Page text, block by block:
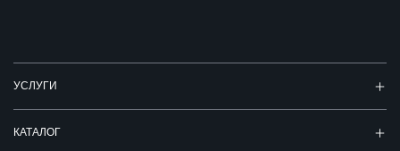
УСЛУГИ
КАТАЛОГ